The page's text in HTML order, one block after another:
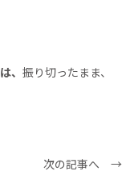
は、 振り切ったまま、
次の記事へ →